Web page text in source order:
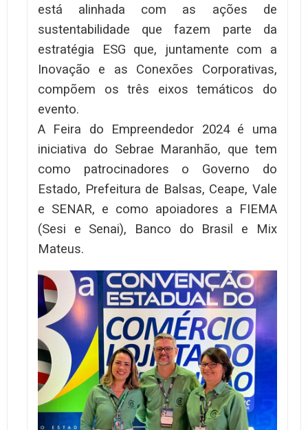
está alinhada com as ações de
sustentabilidade que fazem parte da
estratégia ESG que, juntamente com a
Inovação e as Conexões Corporativas,
compõem os três eixos temáticos do
evento.
A Feira do Empreendedor 2024 é uma
iniciativa do Sebrae Maranhão, que tem
como patrocinadores o Governo do
Estado, Prefeitura de Balsas, Ceape, Vale
e SENAR, e como apoiadores a FIEMA
(Sesi e Senai), Banco do Brasil e Mix
Mateus.